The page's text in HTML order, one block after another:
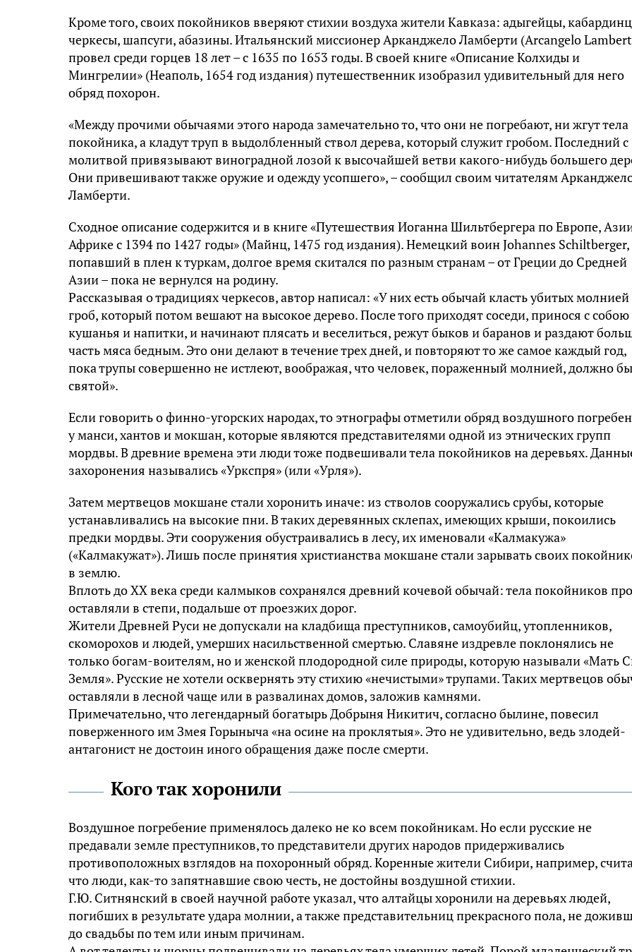
Кроме того, своих покойников вверяют стихии воздуха жители Кавказа: адыгейцы,
черкесы, шапсуги, абазины. Итальянский миссионер Арканджело Ламберти (Arcangelo
провел среди горцев 18 лет – с 1635 по 1653 годы. В своей книге «Описание Колхиды и
Мингрелии» (Неаполь, 1654 год издания) путешественник изобразил удивительный для него
обряд похорон.
«Между прочими обычаями этого народа замечательно то, что они не погребают, ни жгут тела
покойника, а кладут труп в выдолбленный ствол дерева, который служит гробом. Последний с
молитвой привязывают виноградной лозой к высочайшей ветви какого-нибудь большего
Они привешивают также оружие и одежду усопшего», – сообщил своим читателям
Ламберти.
Сходное описание содержится и в книге «Путешествия Иоганна Шильтбергера по Европе,
Африке с 1394 по 1427 годы» (Майнц, 1475 год издания). Немецкий воин Johannes Schiltberger,
попавший в плен к туркам, долгое время скитался по разным странам – от Греции до Средней
Азии – пока не вернулся на родину.
Рассказывая о традициях черкесов, автор написал: «У них есть обычай класть убитых молнией
гроб, который потом вешают на высокое дерево. После того приходят соседи, принося с собою
кушанья и напитки, и начинают плясать и веселиться, режут быков и баранов и раздают
часть мяса бедным. Это они делают в течение трех дней, и повторяют то же самое каждый год,
пока трупы совершенно не истлеют, воображая, что человек, пораженный молнией, должно
святой».
Если говорить о финно-угорских народах, то этнографы отметили обряд воздушного
у манси, хантов и мокшан, которые являются представителями одной из этнических групп
мордвы. В древние времена эти люди тоже подвешивали тела покойников на деревьях.
захоронения назывались «Уркспря» (или «Урля»).
Затем мертвецов мокшане стали хоронить иначе: из стволов сооружались срубы, которые
устанавливались на высокие пни. В таких деревянных склепах, имеющих крыши, покоились
предки мордвы. Эти сооружения обустраивались в лесу, их именовали «Калмакужа»
(«Калмакужат»). Лишь после принятия христианства мокшане стали зарывать своих
в землю.
Вплоть до ХХ века среди калмыков сохранялся древний кочевой обычай: тела покойников
оставляли в степи, подальше от проезжих дорог.
Жители Древней Руси не допускали на кладбища преступников, самоубийц, утопленников,
скоморохов и людей, умерших насильственной смертью. Славяне издревле поклонялись не
только богам-воителям, но и женской плодородной силе природы, которую называли «Мать
Земля». Русские не хотели осквернять эту стихию «нечистыми» трупами. Таких мертвецов
оставляли в лесной чаще или в развалинах домов, заложив камнями.
Примечательно, что легендарный богатырь Добрыня Никитич, согласно былине, повесил
поверженного им Змея Горыныча «на осине на проклятыя». Это не удивительно, ведь злодей-
антагонист не достоин иного обращения даже после смерти.
Кого так хоронили
Воздушное погребение применялось далеко не ко всем покойникам. Но если русские не
предавали земле преступников, то представители других народов придерживались
противоположных взглядов на похоронный обряд. Коренные жители Сибири, например,
что люди, как-то запятнавшие свою честь, не достойны воздушной стихии.
Г.Ю. Ситнянский в своей научной работе указал, что алтайцы хоронили на деревьях людей,
погибших в результате удара молнии, а также представительниц прекрасного пола, не
до свадьбы по тем или иным причинам.